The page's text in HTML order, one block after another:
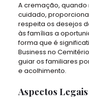
A cremação,
cuidado,
respeita os desejos
às famílias a
forma que é
Business no
guiar os familiares
e acolhimento.
Aspectos